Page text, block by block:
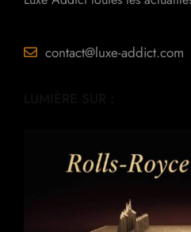
contact@luxe-addict.com